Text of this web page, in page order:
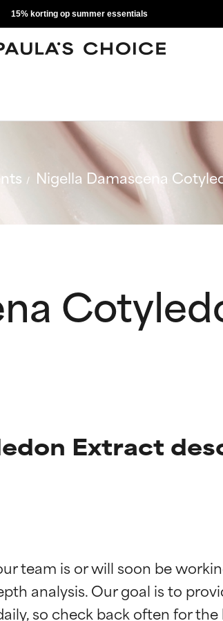
15% korting op summer essentials
Nigella Damascena
Extract
team is or will soon be
analysis. Our goal is to
ingrediënten
ingrediënten